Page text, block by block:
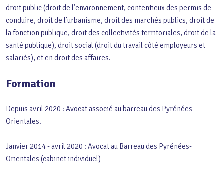
droit public (droit de l’environnement, contentieux des permis de
conduire, droit de l’urbanisme, droit des marchés publics, droit de
la fonction publique, droit des collectivités territoriales, droit de la
santé publique), droit social (droit du travail côté employeurs et
salariés), et en droit des affaires.
Formation
Depuis avril 2020 : Avocat associé au barreau des Pyrénées-
Orientales.
Janvier 2014 - avril 2020 : Avocat au Barreau des Pyrénées-
Orientales (cabinet individuel)